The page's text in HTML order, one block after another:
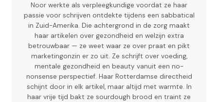
Noor werkte als verpleegkundige voordat ze haar
passie voor schrijven ontdekte tijdens een sabbatical
in Zuid-Amerika. Die achtergrond in de zorg maakt
haar artikelen over gezondheid en welzijn extra
betrouwbaar — ze weet waar ze over praat en pikt
marketingonzin er zo uit. Ze schrijft over voeding,
mentale gezondheid en beauty vanuit een no-
nonsense perspectief. Haar Rotterdamse directheid
schijnt door in elk artikel, maar altijd met warmte. In
haar vrije tijd bakt ze sourdough brood en traint ze